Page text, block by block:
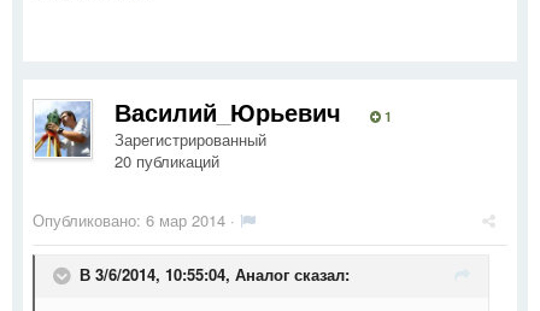
Василий_Юрьевич 1
Зарегистрированный
20 публикаций
Опубликовано: 6 мар 2014 ·
В 3/6/2014, 10:55:04, Аналог сказал: